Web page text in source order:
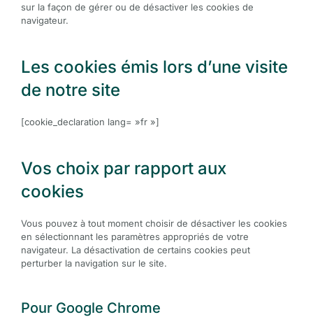
sur la façon de gérer ou de désactiver les cookies de
navigateur.
Les cookies émis lors d’une visite
de notre site
[cookie_declaration lang= »fr »]
Vos choix par rapport aux
cookies
Vous pouvez à tout moment choisir de désactiver les cookies
en sélectionnant les paramètres appropriés de votre
navigateur. La désactivation de certains cookies peut
perturber la navigation sur le site.
Pour Google Chrome